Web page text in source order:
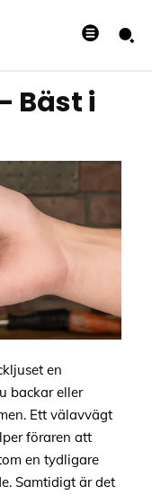
Bäst i
en
backar eller
Ett välavvägt
föraren att
en tydligare
Samtidigt är det